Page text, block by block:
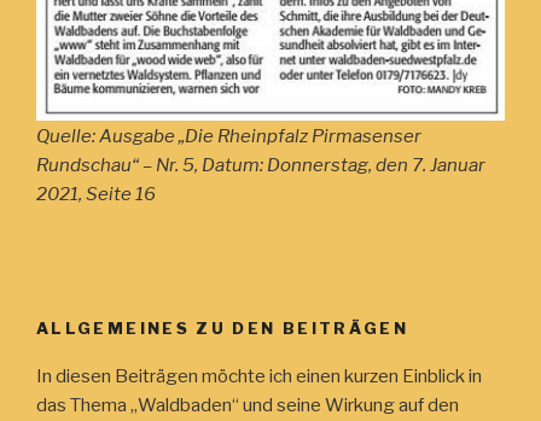
Quelle: Ausgabe „Die Rheinpfalz Pirmasenser
Rundschau“ – Nr. 5, Datum: Donnerstag, den 7. Januar
2021, Seite 16
ALLGEMEINES ZU DEN BEITRÄGEN
In diesen Beiträgen möchte ich einen kurzen Einblick in
das Thema „Waldbaden“ und seine Wirkung auf den